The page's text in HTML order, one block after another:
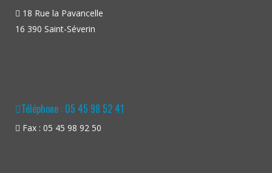
18 Rue la Pavancelle
16 390 Saint-Séverin
Téléphone : 05 45 98 52 41
Fax : 05 45 98 92 50